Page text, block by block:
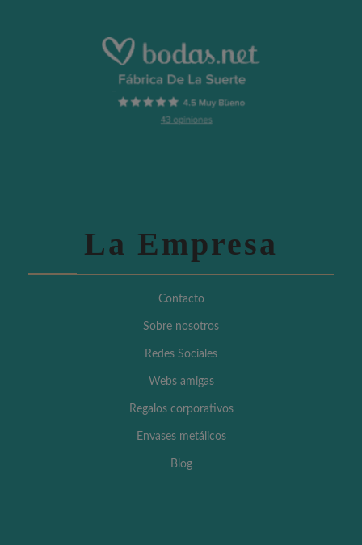
La Empresa
Contacto
Sobre nosotros
Redes Sociales
Webs amigas
Regalos corporativos
Envases metálicos
Blog